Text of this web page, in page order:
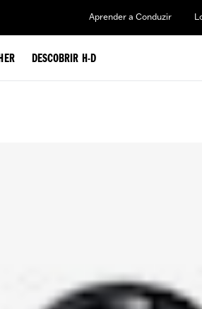
Aprender a Conduzir
DESCOBRIR H-D